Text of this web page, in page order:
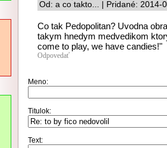
Od: a co takto... | Pridané: 2014-
Co tak Pedopolitan? Uvodna
takym hnedym medvedikom
come to play, we have candies!"
Odpovedať
Meno:
Titulok:
Text: